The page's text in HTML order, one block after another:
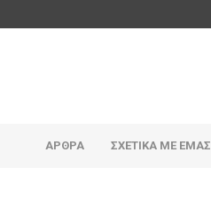
ΆΡΘΡΑ ΣΧΕΤΙΚΆ ΜΕ ΕΜΆΣ